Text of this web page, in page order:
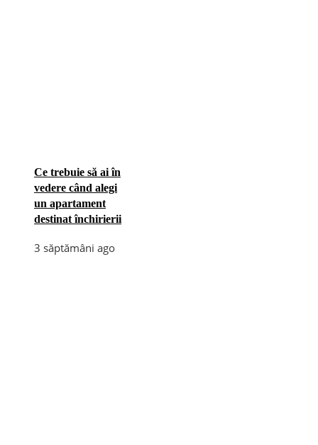
Ce trebuie să ai în
vedere când alegi
un apartament
destinat închirierii
3 săptămâni ago